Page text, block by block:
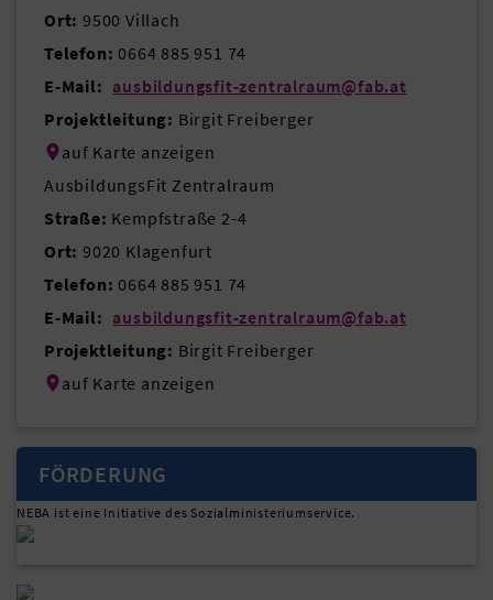
Ort: 9500 Villach
Telefon: 0664 885 951 74
E-Mail: ausbildungsfit-zentralraum@fab.at
Projektleitung: Birgit Freiberger
auf Karte anzeigen
AusbildungsFit Zentralraum
Straße: Kempfstraße 2-4
Ort: 9020 Klagenfurt
Telefon: 0664 885 951 74
E-Mail: ausbildungsfit-zentralraum@fab.at
Projektleitung: Birgit Freiberger
auf Karte anzeigen
FÖRDERUNG
NEBA ist eine Initiative des Sozialministeriumservice.